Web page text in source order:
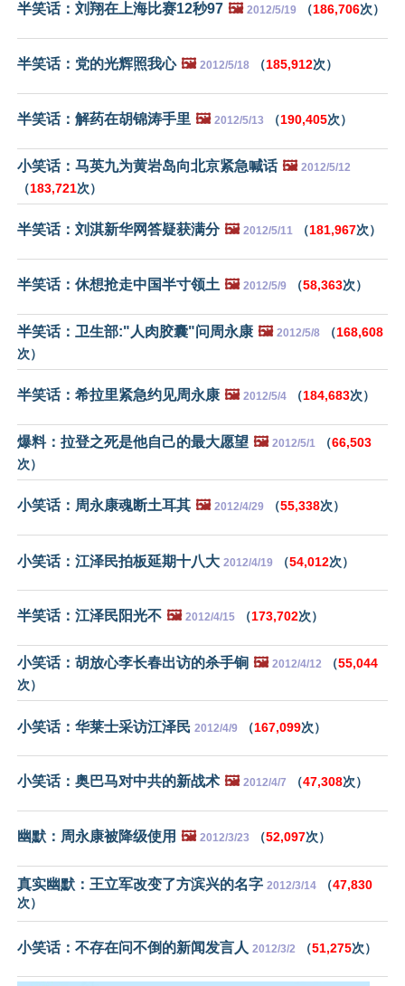
半笑话：刘翔在上海比赛12秒97 🖼️ 2012/5/19 （186,706次）
半笑话：党的光辉照我心 🖼️ 2012/5/18 （185,912次）
半笑话：解药在胡锦涛手里 🖼️ 2012/5/13 （190,405次）
小笑话：马英九为黄岩岛向北京紧急喊话 🖼️ 2012/5/12
（183,721次）
半笑话：刘淇新华网答疑获满分 🖼️ 2012/5/11 （181,967次）
半笑话：休想抢走中国半寸领土 🖼️ 2012/5/9 （58,363次）
半笑话：卫生部:"人肉胶囊"问周永康 🖼️ 2012/5/8 （168,608
次）
半笑话：希拉里紧急约见周永康 🖼️ 2012/5/4 （184,683次）
爆料：拉登之死是他自己的最大愿望 🖼️ 2012/5/1 （66,503
次）
小笑话：周永康魂断土耳其 🖼️ 2012/4/29 （55,338次）
小笑话：江泽民拍板延期十八大 2012/4/19 （54,012次）
半笑话：江泽民阳光不 🖼️ 2012/4/15 （173,702次）
小笑话：胡放心李长春出访的杀手锏 🖼️ 2012/4/12 （55,044
次）
小笑话：华莱士采访江泽民 2012/4/9 （167,099次）
小笑话：奥巴马对中共的新战术 🖼️ 2012/4/7 （47,308次）
幽默：周永康被降级使用 🖼️ 2012/3/23 （52,097次）
真实幽默：王立军改变了方滨兴的名字 2012/3/14 （47,830
次）
小笑话：不存在问不倒的新闻发言人 2012/3/2 （51,275次）